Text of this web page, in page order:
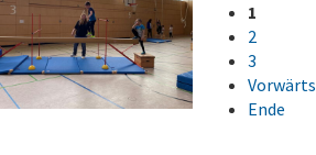
1
2
3
Vorwärts
Ende